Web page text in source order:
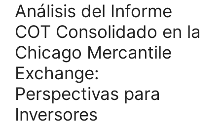
Análisis del Informe
COT Consolidado en la
Chicago Mercantile
Exchange:
Perspectivas para
Inversores